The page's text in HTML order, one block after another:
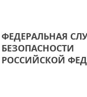
ФЕДЕРАЛЬНАЯ
БЕЗОПАСНОСТИ
РОССИЙСКОЙ